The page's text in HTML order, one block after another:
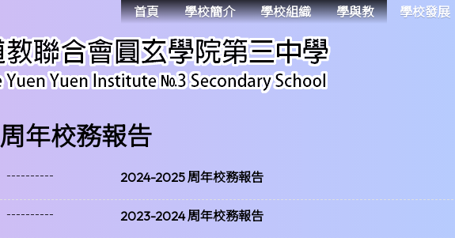
首頁 學校簡介 學校組織 學與教 學校發展
周年校務報告
---------- 2024-2025 周年校務報告
---------- 2023-2024 周年校務報告